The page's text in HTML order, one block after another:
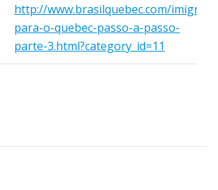
http://www.brasilquebec.com/
para-o-quebec-passo-a-passo-
parte-3.html?category_id=11